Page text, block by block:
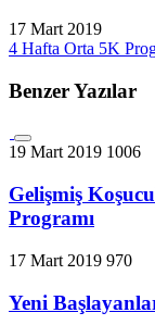
17 Mart 2019
4 Hafta Orta 5K
Benzer Yazılar
19 Mart 2019 1006
Gelişmiş
Programı
17 Mart 2019 970
Yeni